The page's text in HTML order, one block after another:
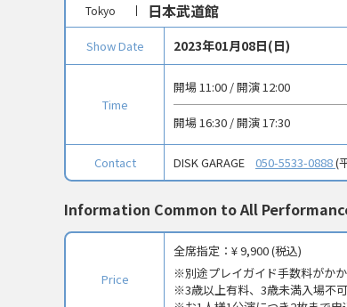
Tokyo 日本武道館
Show Date 2023年01月08日(日)
Time
開場 11:00 / 開演 12:00
開場 16:30 / 開演 17:30
Contact DISK GARAGE 050-5533-0888(
Information Common to All
Price
全席指定： ¥ 9,900 (税込)
別途プレイガイド手数料がかか
※3歳以上有料、3歳未満入場不